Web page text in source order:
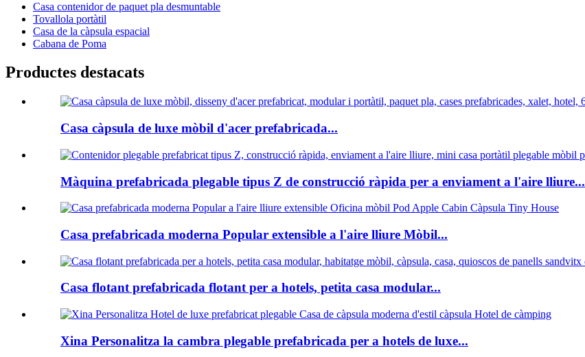
Casa contenidor de paquet pla desmuntable
Tovallola portàtil
Casa de la càpsula espacial
Cabana de Poma
Productes destacats
Casa càpsula de luxe mòbil d'acer prefabricada...
Màquina prefabricada plegable tipus Z de construcció ràpida per a enviament a l'aire lliure...
Casa prefabricada moderna Popular extensible a l'aire lliure Mòbil...
Casa flotant prefabricada flotant per a hotels, petita casa modular...
Xina Personalitza la cambra plegable prefabricada per a hotels de luxe...